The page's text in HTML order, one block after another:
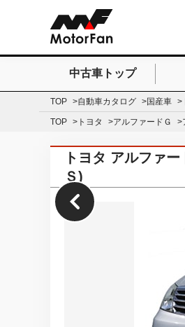
中古車トップ
TOP 自動車カタログ 国産車
TOP トヨタ アルファードＧ
トヨタ アルファ
Ｓ)